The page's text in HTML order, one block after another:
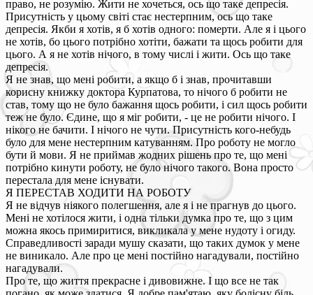
право, не розумію. Жити не хочеться, ось що таке депресія.
Присутність у цьому світі стає нестерпним, ось що таке
депресія. Якби я хотів, я б хотів одного: померти. Але я і цього
не хотів, бо цього потрібно хотіти, бажати та щось робити для
цього. А я не хотів нічого, в тому числі і жити. Ось що таке
депресія.
Я не знав, що мені робити, а якщо б і знав, прочитавши
корисну книжку доктора Курпатова, то нічого б робити не
став, тому що не було бажання щось робити, і сил щось робити
теж не було. Єдине, що я міг робити, - це не робити нічого. І
нікого не бачити. І нічого не чути. Присутність кого-небудь
було для мене нестерпним катуванням. Про роботу не могло
бути й мови. Я не приймав жодних рішень про те, що мені
потрібно кинути роботу, не було нічого такого. Вона просто
перестала для мене існувати.
Я ПЕРЕСТАВ ХОДИТИ НА РОБОТУ
Я не відчув ніякого полегшення, але я і не прагнув до цього.
Мені не хотілося жити, і одна тільки думка про те, що з цим
можна якось примиритися, викликала у мене нудоту і огиду.
Справедливості заради мушу сказати, що таких думок у мене
не виникало. Але про це мені постійно нагадували, постійно
нагадували.
Про те, що життя прекрасне і дивовижне. І що все не так